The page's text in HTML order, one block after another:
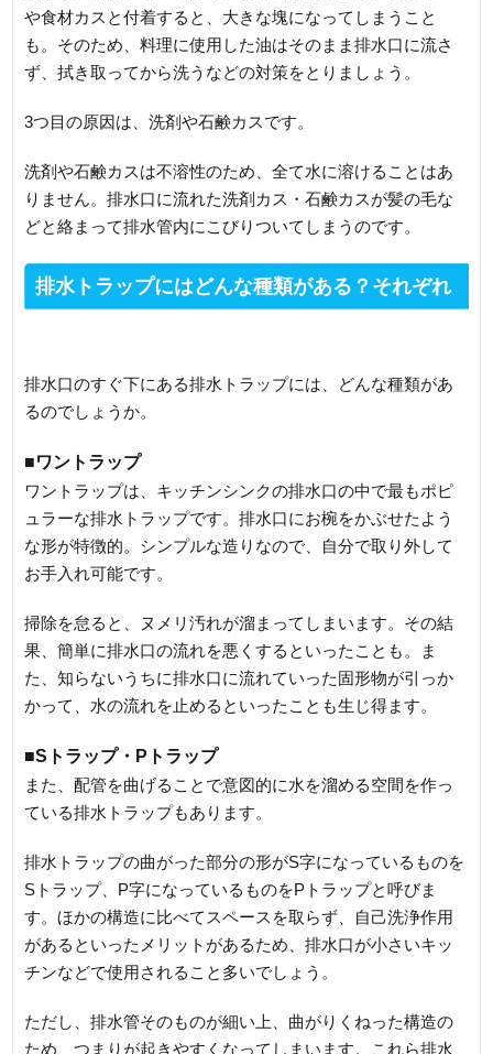
や食材カスと付着すると、大きな塊になってしまうこと
も。そのため、料理に使用した油はそのまま排水口に流さ
ず、拭き取ってから洗うなどの対策をとりましょう。
3つ目の原因は、洗剤や石鹸カスです。
洗剤や石鹸カスは不溶性のため、全て水に溶けることはあ
りません。排水口に流れた洗剤カス・石鹸カスが髪の毛な
どと絡まって排水管内にこびりついてしまうのです。
排水トラップにはどんな種類がある？それぞれ
排水口のすぐ下にある排水トラップには、どんな種類があ
るのでしょうか。
■ワントラップ
ワントラップは、キッチンシンクの排水口の中で最もポピ
ュラーな排水トラップです。排水口にお椀をかぶせたよう
な形が特徴的。シンプルな造りなので、自分で取り外して
お手入れ可能です。
掃除を怠ると、ヌメリ汚れが溜まってしまいます。その結
果、簡単に排水口の流れを悪くするといったことも。ま
た、知らないうちに排水口に流れていった固形物が引っか
かって、水の流れを止めるといったことも生じ得ます。
■Sトラップ・Pトラップ
また、配管を曲げることで意図的に水を溜める空間を作っ
ている排水トラップもあります。
排水トラップの曲がった部分の形がS字になっているものを
Sトラップ、P字になっているものをPトラップと呼びま
す。ほかの構造に比べてスペースを取らず、自己洗浄作用
があるといったメリットがあるため、排水口が小さいキッ
チンなどで使用されること多いでしょう。
ただし、排水管そのものが細い上、曲がりくねった構造の
ため、つまりが起きやすくなってしまいます。これら排水